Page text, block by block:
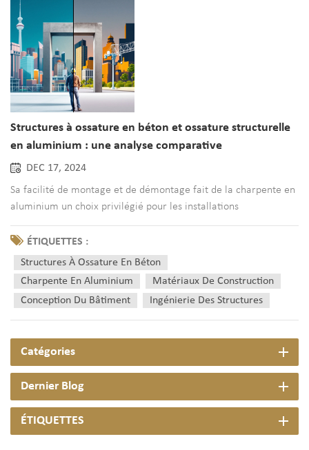
Structures à ossature en béton et ossature structurelle
en aluminium : une analyse comparative
DEC 17, 2024
Sa facilité de montage et de démontage fait de la charpente en
aluminium un choix privilégié pour les installations
temporaires, telles que les stands d'exposition et les abris
d'urgence.Avantages de la charpente en aluminium Charpente
structurelle en aluminium offre de nombreux avantages qui s...
ÉTIQUETTES :
Structures À Ossature En Béton
Charpente En Aluminium
Matériaux De Construction
Conception Du Bâtiment
Ingénierie Des Structures
Catégories
Dernier Blog
ÉTIQUETTES